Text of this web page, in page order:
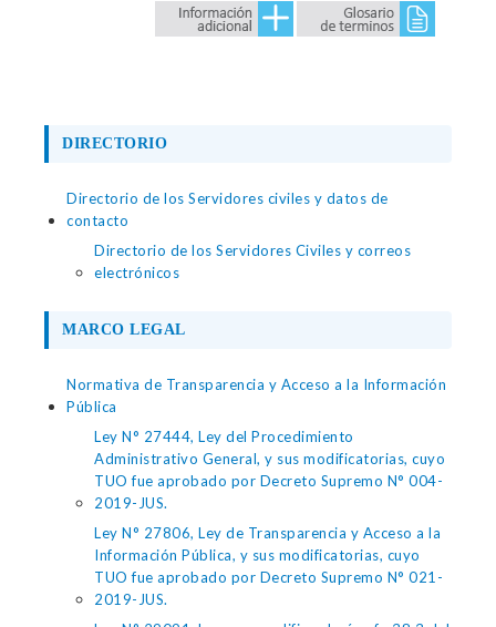
DIRECTORIO
Directorio de los Servidores civiles y datos de
contacto
Directorio de los Servidores Civiles y correos
electrónicos
MARCO LEGAL
Normativa de Transparencia y Acceso a la Información
Pública
Ley N° 27444, Ley del Procedimiento
Administrativo General, y sus modificatorias, cuyo
TUO fue aprobado por Decreto Supremo N° 004-
2019-JUS.
Ley N° 27806, Ley de Transparencia y Acceso a la
Información Pública, y sus modificatorias, cuyo
TUO fue aprobado por Decreto Supremo N° 021-
2019-JUS.